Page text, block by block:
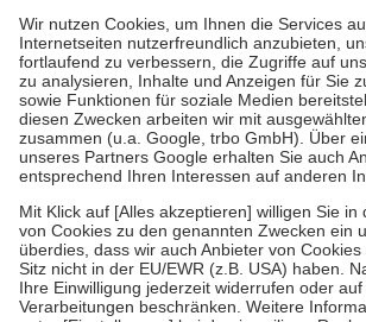
höchstens zehn Euro.
Es sind jedoch nie mehr
Kosten der Leistung zu entrichten.
Diese Regeln gelten grundsätzlich auch für
Bei Heilmitteln und häuslicher Krankenpflege
Zuzahlung zehn Prozent der Kosten sowie
Verordnung.
Um das Engagement der Versicherten für ihre
stärken und die besondere Stellung der Familie
fallenkeine Zuzahlungenan bei:
• Kindern und Jugendlichen bis zum
mit Ausnahme der Fahrkosten
• Untersuchungen zur Vorsorge und
GKV getragen werden